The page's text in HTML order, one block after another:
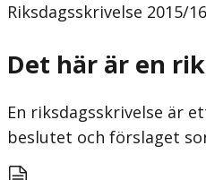
Riksdagsskrivelse 2015/
Det här är en
En riksdagsskrivelse är
beslutet och förslaget